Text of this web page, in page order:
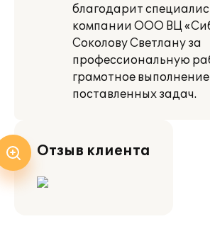
благодарит
компании ООО ВЦ
Соколову Светлану за
профессиональную
грамотное выполнение
поставленных задач.
Отзыв клиента